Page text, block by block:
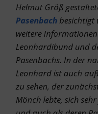
Helmut Größ
Pasenbach besichtigt
weitere
Leonhardibund und
Pasenbachs. In der
Leonhard ist auch
zu sehen, der
Mönch lebte, sich